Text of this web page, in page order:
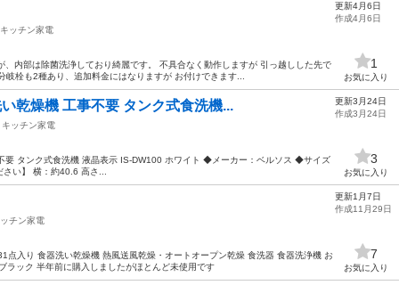
キッチン家電
内部は除菌洗浄しており綺麗です。 不具合なく動作しますが 引っ越しした先で
栓も2種あり、追加料金にはなりますが お付けできます...
更新4月6日
作成4月6日
1
お気に入り
乾燥機 工事不要 タンク式食洗機...
キッチン家電
要 タンク式食洗機 液晶表示 IS-DW100 ホワイト ◆メーカー：ベルソス ◆サイズ
い】 横：約40.6 高さ...
更新3月24日
作成3月24日
3
お気に入り
チン家電
点入り 食器洗い乾燥機 熱風送風乾燥・オートオープン乾燥 食洗器 食器洗浄機 お
ラック 半年前に購入しましたがほとんど未使用です
更新1月7日
作成11月29日
7
お気に入り